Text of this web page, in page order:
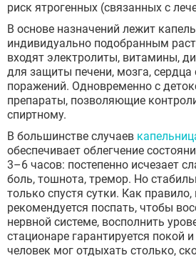
риск ятрогенных (связанных с
В основе назначений лежит
индивидуально подобранным
входят электролиты, витамины,
для защиты печени, мозга, сердца
поражений. Одновременно с
препараты, позволяющие
спиртному.
В большинстве случаев
обеспечивает облегчение
3–6 часов: постепенно исчезает
боль, тошнота, тремор. Но
только спустя сутки. Как правило,
рекомендуется поспать, чтобы
нервной системе, восполнить
стационаре гарантируется покой
человек мог отдыхать столько,